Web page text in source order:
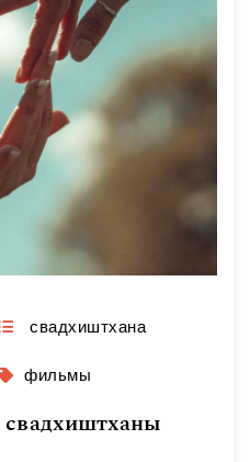
свадхиштхана
фильмы